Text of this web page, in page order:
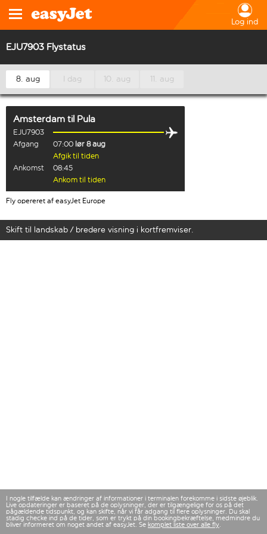
Log ind
EJU7903 Flystatus
8. aug I dag 10. aug 11. aug
Amsterdam til Pula
EJU7903
Afgang
07:00 lør 8 aug
Afgik til tiden
Ankomst
08:45
Ankom til tiden
Fly opereret af easyJet Europe
Skift til landskab / bredere visning i kortfremviser.
I nogle tilfælde kan ændringer af informationer i terminalen forekomme i sidste øjeblik.
Live opdateringer er baseret på de oplysninger, der er tilgængelige for os på det
pågældende tidspunkt, og kan skifte, når vi får adgang til flere oplysninger. Du skal
stadig checke ind på de tider, som er trykt på din bookingbekræftelse, medmindre du
bliver informeret om noget andet af easyJet. Se komplet liste over alle fly.